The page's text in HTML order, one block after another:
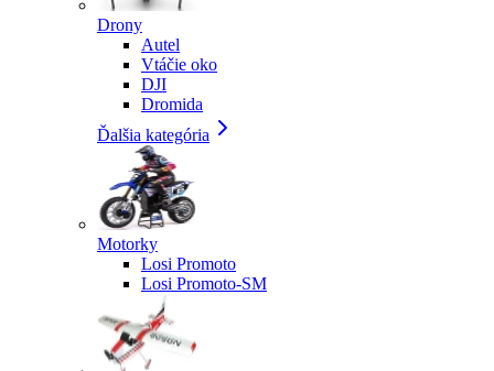
Drony
Autel
Vtáčie oko
DJI
Dromida
Ďalšia kategória
Motorky
Losi Promoto
Losi Promoto-SM